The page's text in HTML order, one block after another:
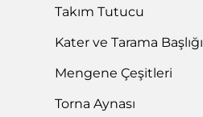
Takım Tutucu
Kater ve Tarama Başlığı
Mengene Çeşitleri
Torna Aynası